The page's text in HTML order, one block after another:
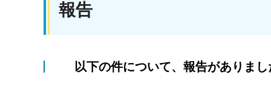
報告
以下の件について、報告がありまし